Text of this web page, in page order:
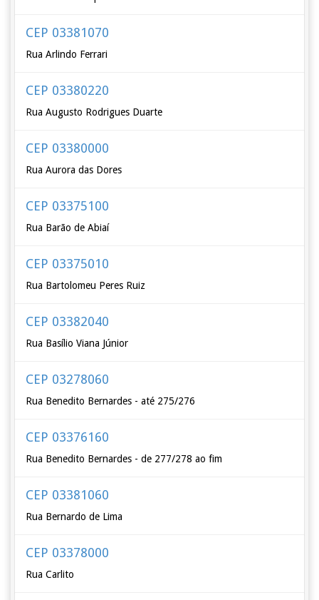
CEP 03381070
Rua Arlindo Ferrari
CEP 03380220
Rua Augusto Rodrigues Duarte
CEP 03380000
Rua Aurora das Dores
CEP 03375100
Rua Barão de Abiaí
CEP 03375010
Rua Bartolomeu Peres Ruiz
CEP 03382040
Rua Basílio Viana Júnior
CEP 03278060
Rua Benedito Bernardes - até 275/276
CEP 03376160
Rua Benedito Bernardes - de 277/278 ao fim
CEP 03381060
Rua Bernardo de Lima
CEP 03378000
Rua Carlito